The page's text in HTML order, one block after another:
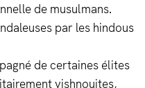
de musulmans.
par les hindous
de certaines élites
vishnouites,